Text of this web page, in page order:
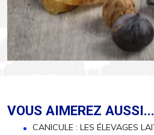
VOUS AIMEREZ AUSSI...
CANICULE : LES ÉLEVAGES